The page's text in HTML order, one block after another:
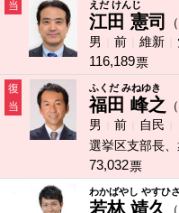
当 えだ けんじ
江田 憲司
男
前 維新
116,189票
復
当
ふくだ みねゆき
福田 峰之
男
前
自民
選挙区支部長
73,032票
わかばやし やすひさ
若林 靖久